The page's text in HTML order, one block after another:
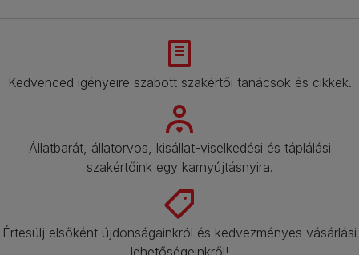
Kedvenced igényeire szabott szakértői tanácsok és cikkek.​
Állatbarát, állatorvos, kisállat-viselkedési és táplálási
szakértőink egy karnyújtásnyira.​
Értesülj elsőként újdonságainkról és kedvezményes vásárlási
lehetőségeinkről!​